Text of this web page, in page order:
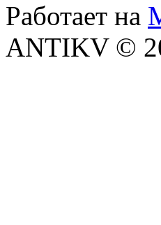
Работает на
ANTIKV ©